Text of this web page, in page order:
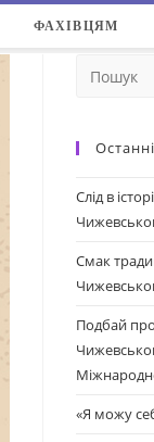
ФАХІВЦЯМ
Слід в
Смак
Подбай про
«Я можу